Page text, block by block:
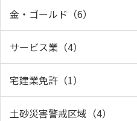
金・ゴールド（6）
サービス業（4）
宅建業免許（1）
土砂災害警戒区域（4）